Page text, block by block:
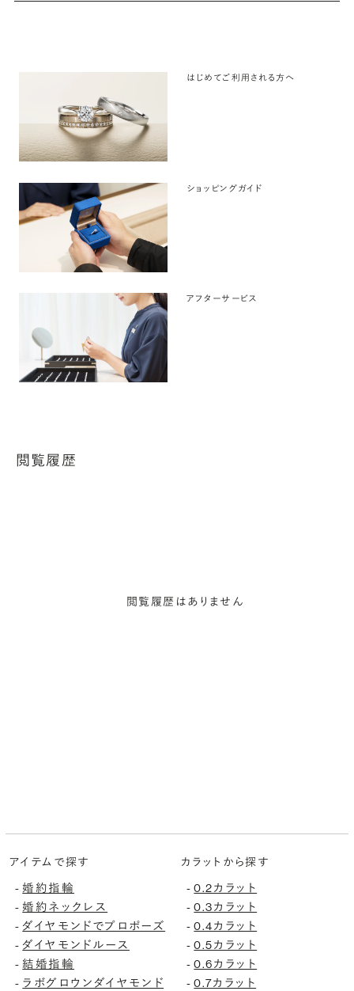
はじめてご利用される方へ
ショッピングガイド
アフターサービス
閲覧履歴
閲覧履歴はありません
アイテムで探す
-婚約指輪
-婚約ネックレス
-ダイヤモンドでプロポーズ
-ダイヤモンドルース
-結婚指輪
- ラボグロウンダイヤモンド
カラットから探す
-0.2カラット
-0.3カラット
-0.4カラット
-0.5カラット
-0.6カラット
-0.7カラット